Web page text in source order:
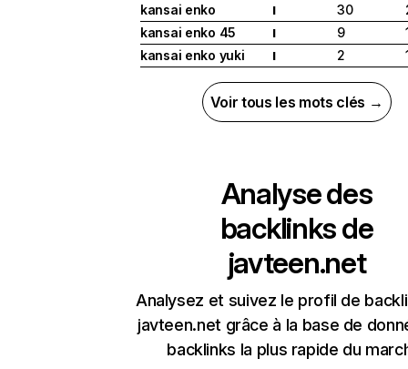
kansai enko
I 30
kansai enko 45
I 9
kansai enko yuki
I 2
Voir tous les mots clés →
Analyse des
backlinks de
javteen.net
Analysez et suivez le profil de
javteen.net grâce à la base de
backlinks la plus rapide du